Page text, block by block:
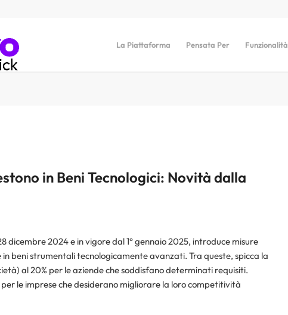
La Piattaforma Pensata Per Funzionalità
in Beni Tecnologici: Novità dalla
2024 e in vigore dal 1° gennaio 2025, introduce misure
beni strumentali tecnologicamente avanzati. Tra queste, spicca la
al 20% per le aziende che soddisfano determinati requisiti.
le imprese che desiderano migliorare la loro competitività